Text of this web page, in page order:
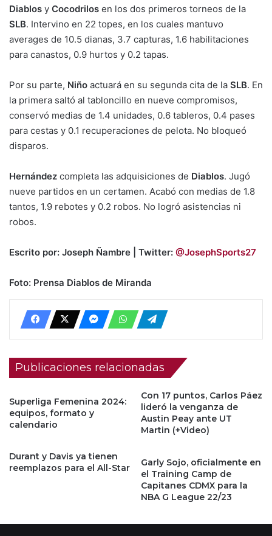
Diablos y Cocodrilos en los dos primeros torneos de la
SLB. Intervino en 22 topes, en los cuales mantuvo
averages de 10.5 dianas, 3.7 capturas, 1.6 habilitaciones
para canastos, 0.9 hurtos y 0.2 tapas.
Por su parte, Niño actuará en su segunda cita de la SLB. En
la primera saltó al tabloncillo en nueve compromisos,
conservó medias de 1.4 unidades, 0.6 tableros, 0.4 pases
para cestas y 0.1 recuperaciones de pelota. No bloqueó
disparos.
Hernández completa las adquisiciones de Diablos. Jugó
nueve partidos en un certamen. Acabó con medias de 1.8
tantos, 1.9 rebotes y 0.2 robos. No logró asistencias ni
robos.
Escrito por: Joseph Ñambre | Twitter: @JosephSports27
Foto: Prensa Diablos de Miranda
Publicaciones relacionadas
Superliga Femenina 2024:
equipos, formato y
calendario
Con 17 puntos, Carlos Páez
lideró la venganza de
Austin Peay ante UT
Martin (+Video)
Durant y Davis ya tienen
reemplazos para el All-Star
Garly Sojo, oficialmente en
el Training Camp de
Capitanes CDMX para la
NBA G League 22/23